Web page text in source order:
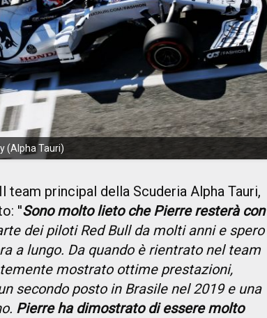
(Alpha Tauri)
Il team principal della Scuderia Alpha Tauri,
''Sono molto lieto che Pierre resterà con
dei piloti Red Bull da molti anni e spero
a lungo. Da quando è rientrato nel team
mostrato ottime prestazioni,
secondo posto in Brasile nel 2019 e una
Pierre ha dimostrato di essere molto